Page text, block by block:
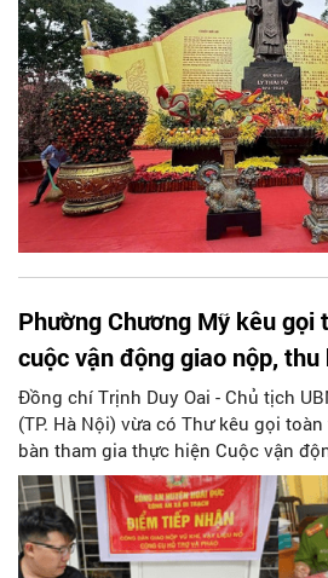
Phường Chương Mỹ kêu gọi
cuộc vận động giao nộp,
Đồng chí Trịnh Duy Oai - Chủ tịch
(TP. Hà Nội) vừa có Thư kêu gọi
bàn tham gia thực hiện Cuộc vận
khí, vật liệu nổ, công cụ hỗ trợ và